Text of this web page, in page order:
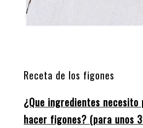
Receta de los figones
¿Que ingredientes necesito
hacer figones? (para unos